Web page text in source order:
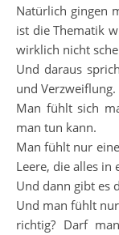
Natürlich gingen
ist die Thematik
wirklich nicht
Und daraus
und Verzweiflung.
Man fühlt sich
man tun kann.
Man fühlt nur
Leere, die alles in
Und dann gibt es
Und man fühlt
richtig? Darf